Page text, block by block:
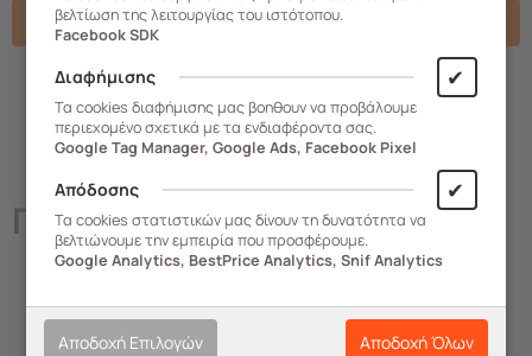
Σχετικά Αρχεία
ΠαρόμοιαΠροϊόντα
-14% -9%
βελτίωση της λειτουργίας του ιστότοπου.
Facebook SDK
Διαφήμισης ✔
Τα cookies διαφήμισης μας βοηθουν να προβάλουμε
περιεχομένο σχετικά με τα ενδιαφέροντα σας.
Google Tag Manager, Google Ads, Facebook Pixel
Απόδοσης ✔
Τα cookies στατιστικών μας δίνουν τη δυνατότητα να
βελτιώνουμε την εμπειρία που προσφέρουμε.
Google Analytics, BestPrice Analytics, Snif Analytics
Αποδοχή Επιλογών Αποδοχή Όλων